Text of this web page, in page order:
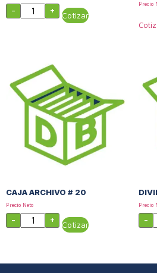
- + Cotizar
Precio
CAJA ARCHIVO # 20
Precio Neto
- + Cotizar
Precio
-